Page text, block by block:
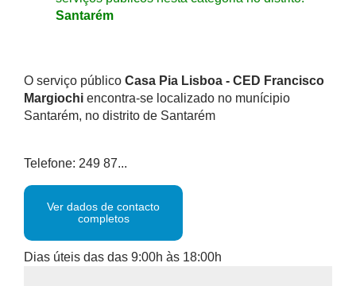
Santarém
O serviço público Casa Pia Lisboa - CED Francisco
Margiochi encontra-se localizado no munícipio
Santarém, no distrito de Santarém
Telefone: 249 87...
Ver dados de contacto
completos
Dias úteis das das 9:00h às 18:00h